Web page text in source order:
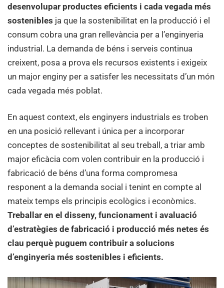
desenvolupar productes eficients i cada vegada més
sostenibles ja que la sostenibilitat en la producció i el
consum cobra una gran rellevància per a l’enginyeria
industrial. La demanda de béns i serveis continua
creixent, posa a prova els recursos existents i exigeix
un major enginy per a satisfer les necessitats d’un món
cada vegada més poblat.
En aquest context, els enginyers industrials es troben
en una posició rellevant i única per a incorporar
conceptes de sostenibilitat al seu treball, a triar amb
major eficàcia com volen contribuir en la producció i
fabricació de béns d’una forma compromesa
responent a la demanda social i tenint en compte al
mateix temps els principis ecològics i econòmics.
Treballar en el disseny, funcionament i avaluació
d’estratègies de fabricació i producció més netes és
clau perquè puguem contribuir a solucions
d’enginyeria més sostenibles i eficients.